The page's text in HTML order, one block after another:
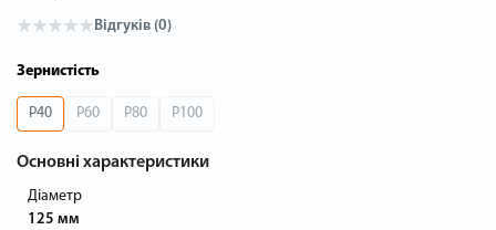
Відгуків (0)
Зернистість
P40 P60 P80 P100
Основні характеристики
Діаметр
125 мм